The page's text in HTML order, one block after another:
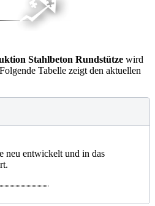
Stahlbeton Rundstütze wird
Tabelle zeigt den aktuellen
neu entwickelt und in das